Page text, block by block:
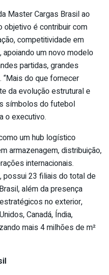
Master Cargas Brasil ao
objetivo é contribuir com
competitividade em
um novo modelo
partidas, grandes
do que fornecer
da evolução estrutural e
símbolos do futebol
o executivo.
um hub logístico
armazenagem, distribuição,
internacionais.
possui 23 filiais do total de
além da presença
no exterior,
Canadá, Índia,
mais 4 milhões de m²